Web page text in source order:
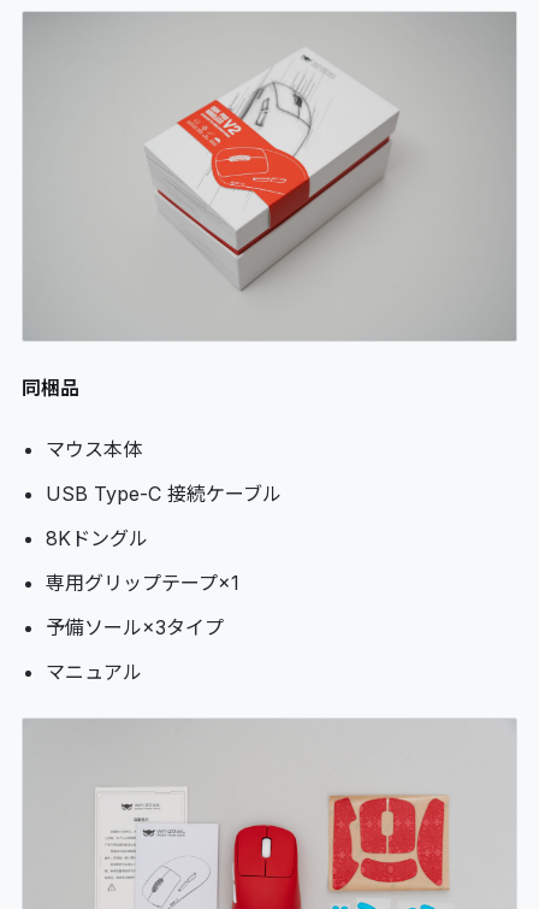
同梱品
マウス本体
USB Type-C 接続ケーブル
8Kドングル
専用グリップテープ×1
予備ソール×3タイプ
マニュアル